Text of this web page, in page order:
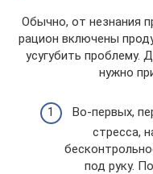
Обычно, от незнания
рацион включены
усугубить проблему.
нужно
Во-первых,
стресса,
под руку.